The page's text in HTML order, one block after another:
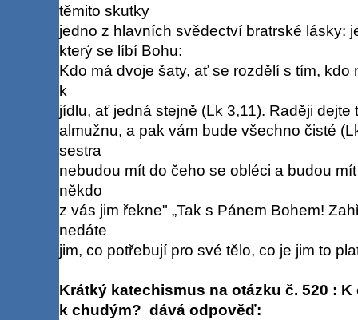
těmito skutky
jedno z hlavních svědectví bratrské lásky:
který se líbí Bohu:
Kdo má dvoje šaty, ať se rozdělí s tím, kdo
k
jídlu, ať jedná stejně (Lk 3,11). Raději dejte
almužnu, a pak vám bude všechno čisté
sestra
nebudou mít do čeho se obléci a budou
někdo
z vás jim řekne" „Tak s Pánem Bohem!
nedáte
jim, co potřebují pro své tělo, co je jim to
Krátký katechismus na otázku č. 520 :
k chudým? dává odpověď: